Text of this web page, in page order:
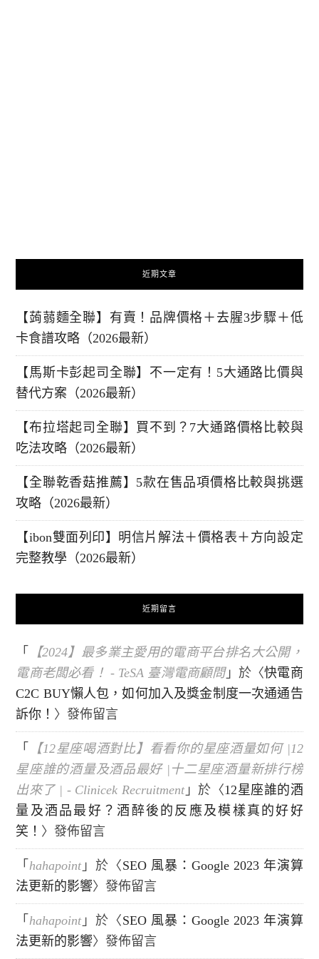
近期文章
【蒟蒻麵全聯】有賣！品牌價格＋去腥3步驟＋低
卡食譜攻略（2026最新）
【馬斯卡彭起司全聯】不一定有！5大通路比價與
替代方案（2026最新）
【布拉塔起司全聯】買不到？7大通路價格比較與
吃法攻略（2026最新）
【全聯乾香菇推薦】5款在售品項價格比較與挑選
攻略（2026最新）
【ibon雙面列印】明信片解法＋價格表＋方向設定
完整教學（2026最新）
近期留言
「
【2024】最多業主愛用的電商平台排名大公開，
電商老闆必看！ - TeSA 臺灣電商顧問」於〈快電商
C2C BUY懶人包，如何加入及獎金制度一次通通告
訴你！ 〉發佈留言
「
【12星座喝酒對比】看看你的星座酒量如何 |12
星座誰的酒量及酒品最好 |十二星座酒量新排行榜
出來了 | - Clinicek Recruitment 」於〈12星座誰的酒
量及酒品最好？酒醉後的反應及模樣真的好好
笑！ 〉發佈留言
「hahapoint 」於〈 SEO 風暴：Google 2023 年演算
法更新的影響〉發佈留言
「hahapoint 」於〈 SEO 風暴：Google 2023 年演算
法更新的影響〉發佈留言